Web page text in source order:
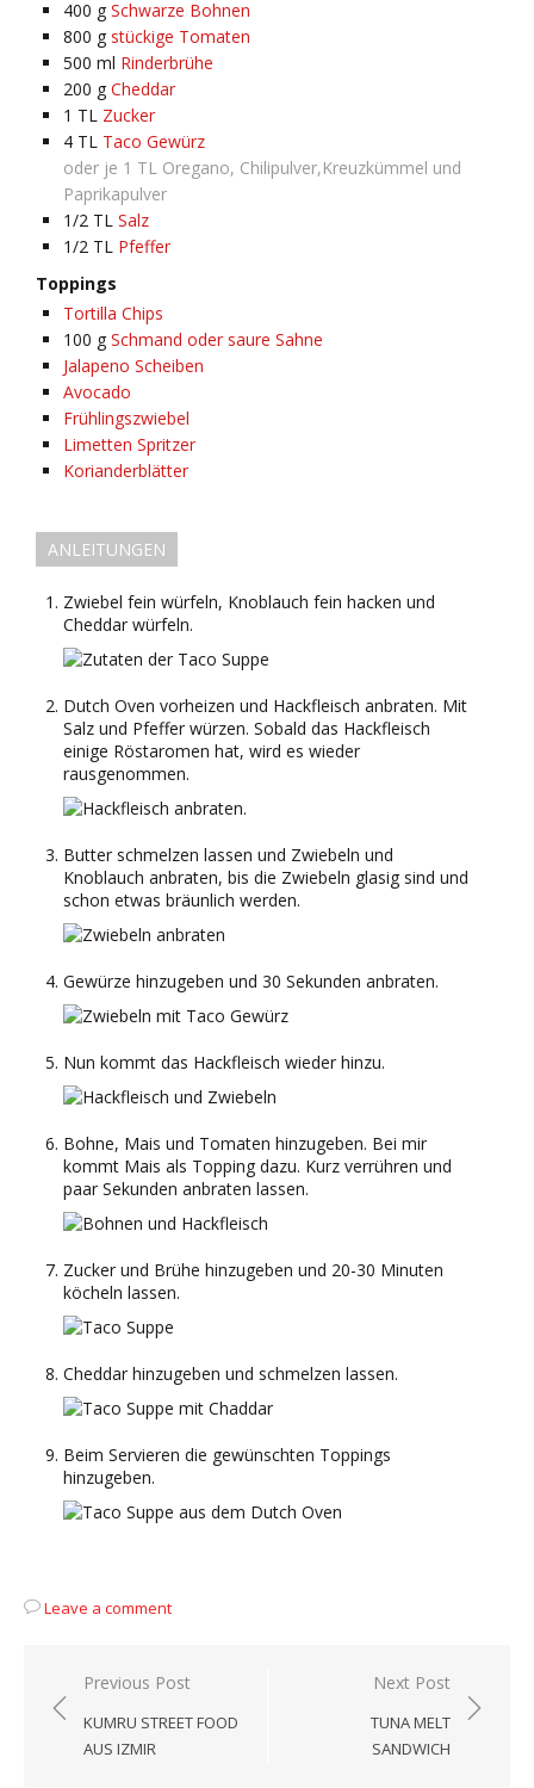
400 g Schwarze Bohnen
800 g stückige Tomaten
500 ml Rinderbrühe
200 g Cheddar
1 TL Zucker
4 TL Taco Gewürz
oder je 1 TL Oregano, Chilipulver,Kreuzkümmel und
Paprikapulver
1/2 TL Salz
1/2 TL Pfeffer
Toppings
Tortilla Chips
100 g Schmand oder saure Sahne
Jalapeno Scheiben
Avocado
Frühlingszwiebel
Limetten Spritzer
Korianderblätter
ANLEITUNGEN
Zwiebel fein würfeln, Knoblauch fein hacken und
Cheddar würfeln.
Dutch Oven vorheizen und Hackfleisch anbraten. Mit
Salz und Pfeffer würzen. Sobald das Hackfleisch
einige Röstaromen hat, wird es wieder
rausgenommen.
Butter schmelzen lassen und Zwiebeln und
Knoblauch anbraten, bis die Zwiebeln glasig sind und
schon etwas bräunlich werden.
Gewürze hinzugeben und 30 Sekunden anbraten.
Nun kommt das Hackfleisch wieder hinzu.
Bohne, Mais und Tomaten hinzugeben. Bei mir
kommt Mais als Topping dazu. Kurz verrühren und
paar Sekunden anbraten lassen.
Zucker und Brühe hinzugeben und 20-30 Minuten
köcheln lassen.
Cheddar hinzugeben und schmelzen lassen.
Beim Servieren die gewünschten Toppings
hinzugeben.
Leave a comment
Beitragsnavigation
Previous Post
KUMRU STREET FOOD
AUS IZMIR
Next Post
TUNA MELT
SANDWICH